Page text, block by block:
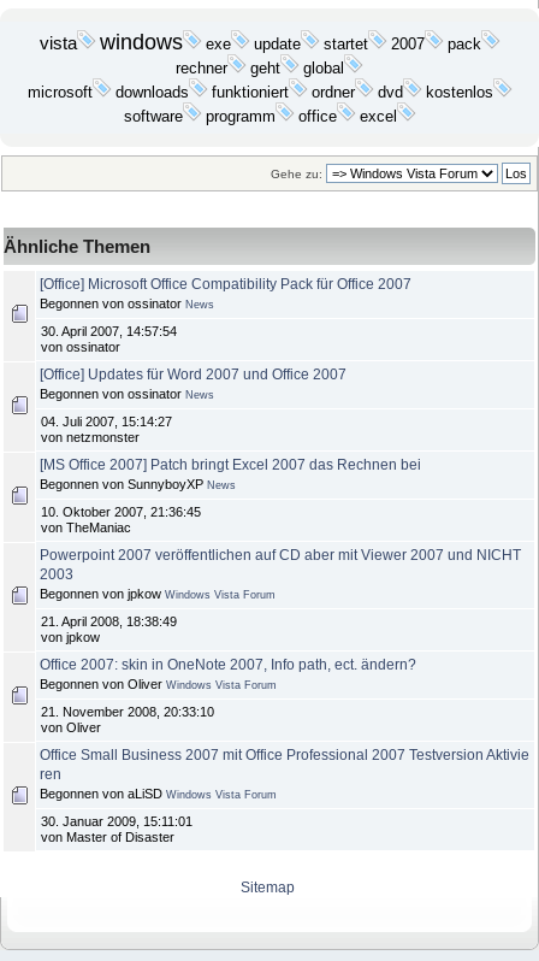
vista windows exe update startet 2007
pack
rechner
geht global
microsoft downloads funktioniert ordner dvd
kostenlos
software
programm office excel
Gehe zu:
Ähnliche Themen
[Office] Microsoft Office Compatibility Pack für Office 2007
Begonnen von ossinator News
30. April 2007, 14:57:54
von ossinator
[Office] Updates für Word 2007 und Office 2007
Begonnen von ossinator News
04. Juli 2007, 15:14:27
von netzmonster
[MS Office 2007] Patch bringt Excel 2007 das Rechnen bei
Begonnen von SunnyboyXP News
10. Oktober 2007, 21:36:45
von TheManiac
Powerpoint 2007 veröffentlichen auf CD aber mit Viewer 2007 und NICHT
2003
Begonnen von jpkow Windows Vista Forum
21. April 2008, 18:38:49
von jpkow
Office 2007: skin in OneNote 2007, Info path, ect. ändern?
Begonnen von Oliver Windows Vista Forum
21. November 2008, 20:33:10
von Oliver
Office Small Business 2007 mit Office Professional 2007 Testversion Aktivie
ren
Begonnen von aLiSD Windows Vista Forum
30. Januar 2009, 15:11:01
von Master of Disaster
Sitemap